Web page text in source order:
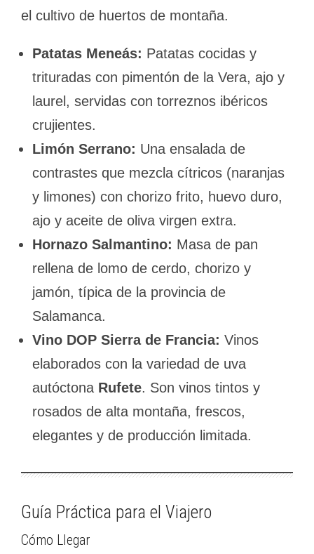
el cultivo de huertos de montaña.
Patatas Meneás: Patatas cocidas y
trituradas con pimentón de la Vera, ajo y
laurel, servidas con torreznos ibéricos
crujientes.
Limón Serrano: Una ensalada de
contrastes que mezcla cítricos (naranjas
y limones) con chorizo frito, huevo duro,
ajo y aceite de oliva virgen extra.
Hornazo Salmantino: Masa de pan
rellena de lomo de cerdo, chorizo y
jamón, típica de la provincia de
Salamanca.
Vino DOP Sierra de Francia: Vinos
elaborados con la variedad de uva
autóctona Rufete. Son vinos tintos y
rosados de alta montaña, frescos,
elegantes y de producción limitada.
Guía Práctica para el Viajero
Cómo Llegar